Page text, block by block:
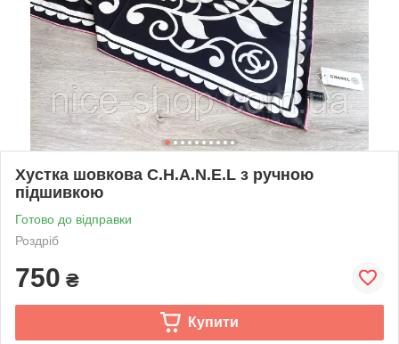
Хустка шовкова C.H.A.N.E.L з ручною
підшивкою
Готово до відправки
Роздріб
750 ₴
Купити